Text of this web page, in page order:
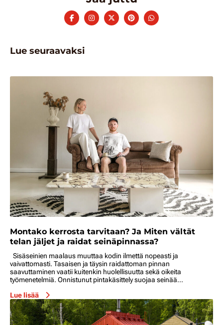
Lue seuraavaksi
Montako kerrosta tarvitaan? Ja Miten vältät
telan jäljet ja raidat seinäpinnassa?
Sisäseinien maalaus muuttaa kodin ilmettä nopeasti ja
vaivattomasti. Tasaisen ja täysin raidattoman pinnan
saavuttaminen vaatii kuitenkin huolellisuutta sekä oikeita
työmenetelmiä. Onnistunut pintakäsittely suojaa seinää...
Lue lisää